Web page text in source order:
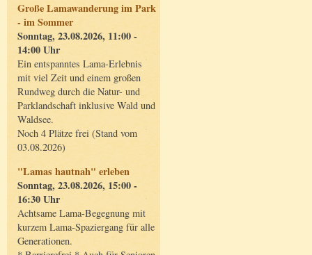
Große Lamawanderung im Park
- im Sommer
Sonntag, 23.08.2026, 11:00 -
14:00 Uhr
Ein entspanntes Lama-Erlebnis
mit viel Zeit und einem großen
Rundweg durch die Natur- und
Parklandschaft inklusive Wald und
Waldsee.
Noch 4 Plätze frei (Stand vom
03.08.2026)
"Lamas hautnah" erleben
Sonntag, 23.08.2026, 15:00 -
16:30 Uhr
Achtsame Lama-Begegnung mit
kurzem Lama-Spaziergang für alle
Generationen.